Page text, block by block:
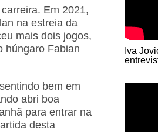
Em 2021,
na estreia da
mais dois jogos,
húngaro Fabian
bem em
abri boa
para entrar na
desta
Iva